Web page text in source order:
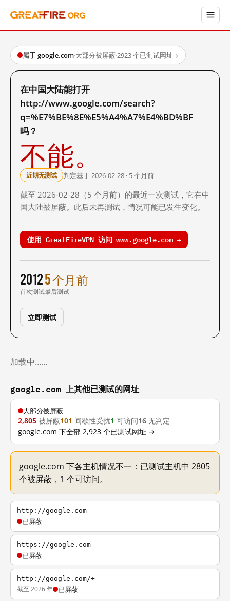
属于 google.com·大部分被屏蔽·2923 个已测试网址→
在中国大陆能打开
http://www.google.com/search?
q=%E7%BE%8E%E5%A4%A7%E4%BD%BF
吗？
不能。
近期无测试 判定基于 2026-02-28 · 5 个月前
截至 2026-02-28（5 个月前）的最近一次测试，它在中
国大陆被屏蔽。此后未再测试，情况可能已发生变化。
使用 GreatFireVPN 访问 www.google.com →
2012
首次测试
5 个月前
最后测试
立即测试
加载中……
google.com 上其他已测试的网址
大部分被屏蔽
2,805 被屏蔽101 间歇性受扰1 可访问16 无判定
google.com 下全部 2,923 个已测试网址 →
google.com 下各主机情况不一：已测试主机中 2805
个被屏蔽，1 个可访问。
http://google.com
已屏蔽
https://google.com
已屏蔽
http://google.com/+
截至 2026 年 已屏蔽